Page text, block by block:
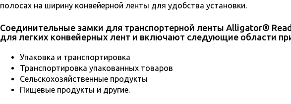
полосах на ширину конвейерной ленты для удобства установки.
Соединительные замки для транспортерной ленты Alligator®
для легких конвейерных лент и включают следующие области
Упаковка и транспортировка
Транспортировка упакованных товаров
Сельскохозяйственные продукты
Пищевые продукты и другие.